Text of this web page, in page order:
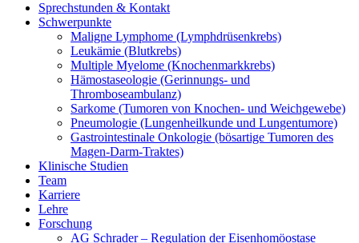
Sprechstunden & Kontakt
Schwerpunkte
Maligne Lymphome (Lymphdrüsenkrebs)
Leukämie (Blutkrebs)
Multiple Myelome (Knochenmarkkrebs)
Hämostaseologie (Gerinnungs- und
Thromboseambulanz)
Sarkome (Tumoren von Knochen- und Weichgewebe)
Pneumologie (Lungenheilkunde und Lungentumore)
Gastrointestinale Onkologie (bösartige Tumoren des
Magen-Darm-Traktes)
Klinische Studien
Team
Karriere
Lehre
Forschung
AG Schrader – Regulation der Eisenhomöostase